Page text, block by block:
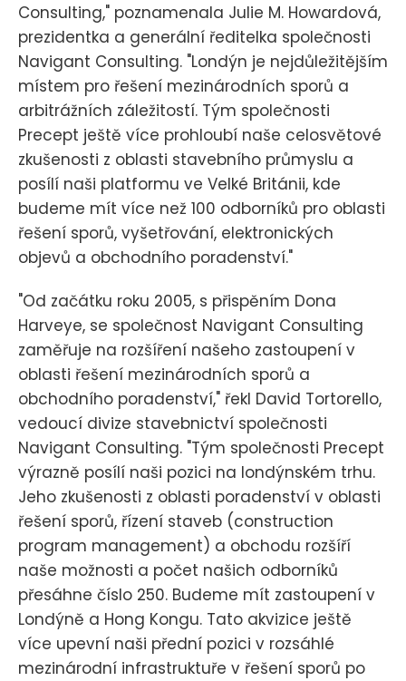
Consulting," poznamenala Julie M. Howardová,
prezidentka a generální ředitelka společnosti
Navigant Consulting. "Londýn je nejdůležitějším
místem pro řešení mezinárodních sporů a
arbitrážních záležitostí. Tým společnosti
Precept ještě více prohloubí naše celosvětové
zkušenosti z oblasti stavebního průmyslu a
posílí naši platformu ve Velké Británii, kde
budeme mít více než 100 odborníků pro oblasti
řešení sporů, vyšetřování, elektronických
objevů a obchodního poradenství."
"Od začátku roku 2005, s přispěním Dona
Harveye, se společnost Navigant Consulting
zaměřuje na rozšíření našeho zastoupení v
oblasti řešení mezinárodních sporů a
obchodního poradenství," řekl David Tortorello,
vedoucí divize stavebnictví společnosti
Navigant Consulting. "Tým společnosti Precept
výrazně posílí naši pozici na londýnském trhu.
Jeho zkušenosti z oblasti poradenství v oblasti
řešení sporů, řízení staveb (construction
program management) a obchodu rozšíří
naše možnosti a počet našich odborníků
přesáhne číslo 250. Budeme mít zastoupení v
Londýně a Hong Kongu. Tato akvizice ještě
více upevní naši přední pozici v rozsáhlé
mezinárodní infrastruktuře v řešení sporů po